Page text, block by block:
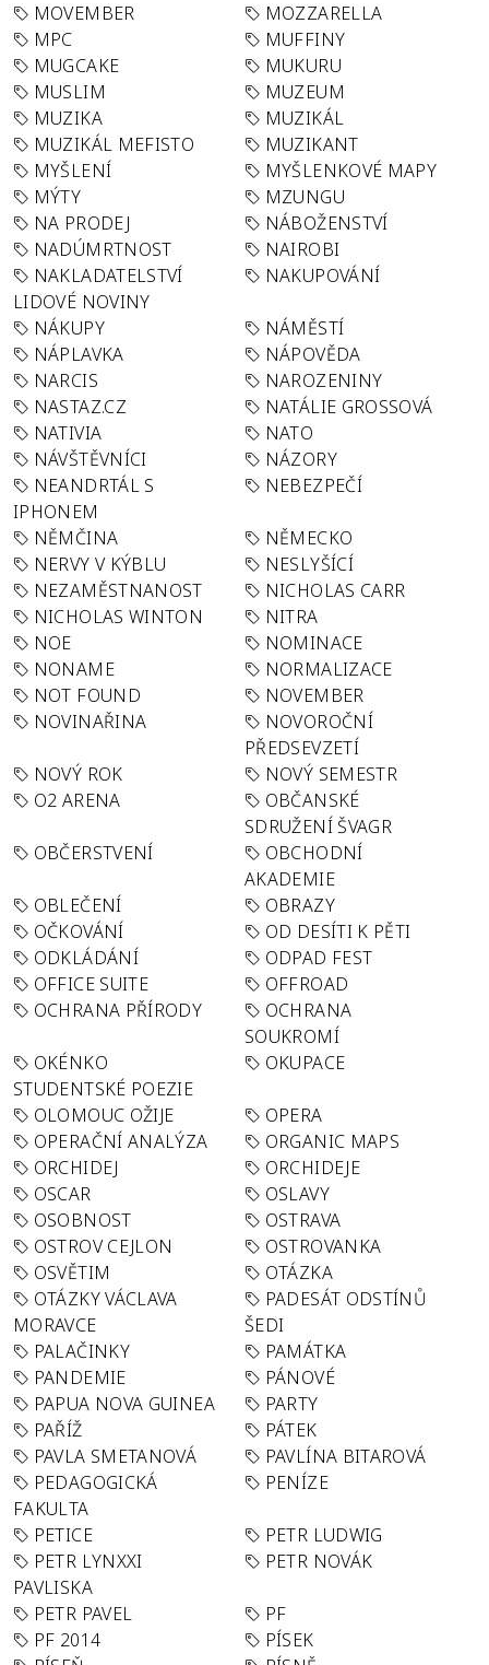
MOVEMBER
MOZZARELLA
MPC
MUFFINY
MUGCAKE
MUKURU
MUSLIM
MUZEUM
MUZIKA
MUZIKÁL
MUZIKÁL MEFISTO
MUZIKANT
MYŠLENÍ
MYŠLENKOVÉ MAPY
MÝTY
MZUNGU
NA PRODEJ
NÁBOŽENSTVÍ
NADÚMRTNOST
NAIROBI
NAKLADATELSTVÍ
LIDOVÉ NOVINY
NAKUPOVÁNÍ
NÁKUPY
NÁMĚSTÍ
NÁPLAVKA
NÁPOVĚDA
NARCIS
NAROZENINY
NASTAZ.CZ
NATÁLIE GROSSOVÁ
NATIVIA
NATO
NÁVŠTĚVNÍCI
NÁZORY
NEANDRTÁL S
IPHONEM
NEBEZPEČÍ
NĚMČINA
NĚMECKO
NERVY V KÝBLU
NESLYŠÍCÍ
NEZAMĚSTNANOST
NICHOLAS CARR
NICHOLAS WINTON
NITRA
NOE
NOMINACE
NONAME
NORMALIZACE
NOT FOUND
NOVEMBER
NOVINAŘINA
NOVOROČNÍ
PŘEDSEVZETÍ
NOVÝ ROK
NOVÝ SEMESTR
O2 ARENA
OBČANSKÉ
SDRUŽENÍ ŠVAGR
OBČERSTVENÍ
OBCHODNÍ
AKADEMIE
OBLEČENÍ
OBRAZY
OČKOVÁNÍ
OD DESÍTI K PĚTI
ODKLÁDÁNÍ
ODPAD FEST
OFFICE SUITE
OFFROAD
OCHRANA PŘÍRODY
OCHRANA
SOUKROMÍ
OKÉNKO
STUDENTSKÉ POEZIE
OKUPACE
OLOMOUC OŽIJE
OPERA
OPERAČNÍ ANALÝZA
ORGANIC MAPS
ORCHIDEJ
ORCHIDEJE
OSCAR
OSLAVY
OSOBNOST
OSTRAVA
OSTROV CEJLON
OSTROVANKA
OSVĚTIM
OTÁZKA
OTÁZKY VÁCLAVA
MORAVCE
PADESÁT ODSTÍNŮ
ŠEDI
PALAČINKY
PAMÁTKA
PANDEMIE
PÁNOVÉ
PAPUA NOVA GUINEA
PARTY
PAŘÍŽ
PÁTEK
PAVLA SMETANOVÁ
PAVLÍNA BITAROVÁ
PEDAGOGICKÁ
FAKULTA
PENÍZE
PETICE
PETR LUDWIG
PETR LYNXXI
PAVLISKA
PETR NOVÁK
PETR PAVEL
PF
PF 2014
PÍSEK